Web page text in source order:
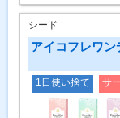
シード
アイコフレワ
1日使い捨て サ